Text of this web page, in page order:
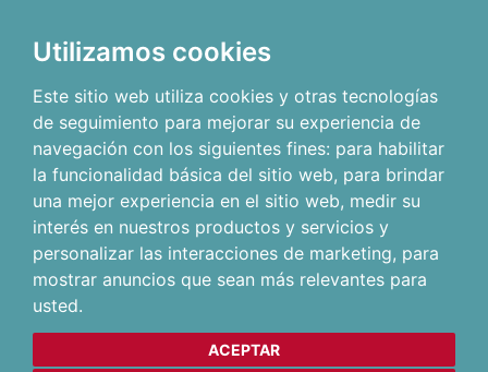
Utilizamos cookies
Este sitio web utiliza cookies y otras tecnologías
de seguimiento para mejorar su experiencia de
navegación con los siguientes fines: para habilitar
la funcionalidad básica del sitio web, para brindar
una mejor experiencia en el sitio web, medir su
interés en nuestros productos y servicios y
personalizar las interacciones de marketing, para
mostrar anuncios que sean más relevantes para
usted.
ACEPTAR